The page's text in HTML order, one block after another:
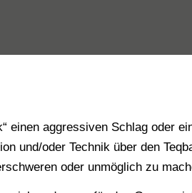
einen aggressiven Schlag oder
und/oder Technik über den
oder unmöglich zu